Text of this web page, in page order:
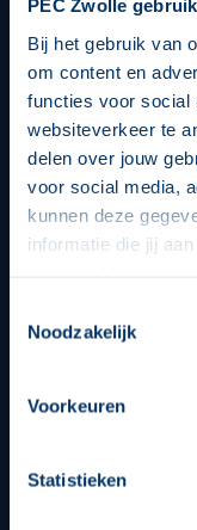
PEC Zwolle
Bij het gebruik van
om content en
functies voor social
websiteverkeer te
delen over jouw
voor social media,
kunnen deze
informatie die jij
op een veilige en
beheren op de
Noodzakelijk
Voorkeuren
Statistieken